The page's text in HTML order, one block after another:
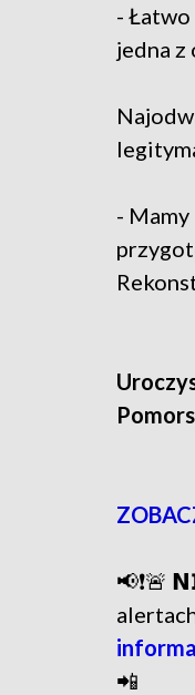
-
jedna z
-
📢❗🚨
📲